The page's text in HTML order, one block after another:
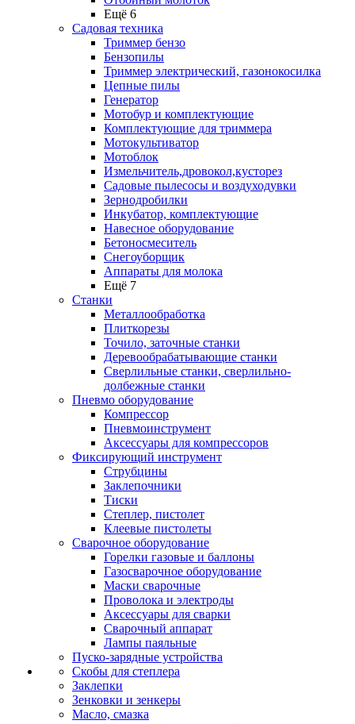
Ещё 6
Садовая техника
Триммер бензо
Бензопилы
Триммер электрический, газонокосилка
Цепные пилы
Генератор
Мотобур и комплектующие
Комплектующие для триммера
Мотокультиватор
Мотоблок
Измельчитель,дровокол,кусторез
Садовые пылесосы и воздуходувки
Зернодробилки
Инкубатор, комплектующие
Навесное оборудование
Бетоносмеситель
Снегоуборщик
Аппараты для молока
Ещё 7
Станки
Металлообработка
Плиткорезы
Точило, заточные станки
Деревообрабатывающие станки
Сверлильные станки, сверлильно-
долбежные станки
Пневмо оборудование
Компрессор
Пневмоинструмент
Аксессуары для компрессоров
Фиксирующий инструмент
Струбцины
Заклепочники
Тиски
Степлер, пистолет
Клеевые пистолеты
Сварочное оборудование
Горелки газовые и баллоны
Газосварочное оборудование
Маски сварочные
Проволока и электроды
Аксессуары для сварки
Сварочный аппарат
Лампы паяльные
Пуско-зарядные устройства
Скобы для степлера
Заклепки
Зенковки и зенкеры
Масло, смазка